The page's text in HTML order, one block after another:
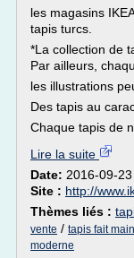
les magasins
tapis turcs.
*La collection de
Par ailleurs,
les illustrations
Des tapis au
Chaque tapis de
Lire la suite
Date: 2016-09-
Site : http://
Thèmes liés :
vente / tapis fait
moderne